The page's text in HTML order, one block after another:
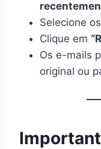
Selecione
Clique em
Os e-mails
original ou